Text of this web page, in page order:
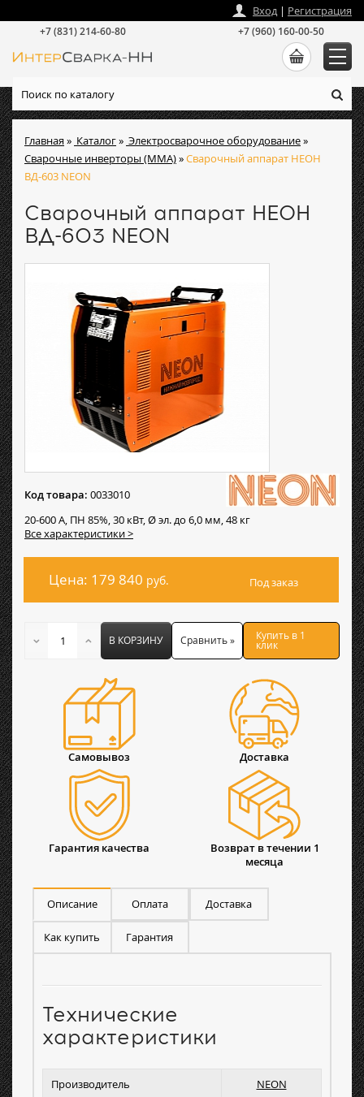
Главная» Каталог» Электросварочное оборудование»
Сварочные инверторы (ММА)»Сварочный аппарат НЕОН
ВД-603 NEON
Сварочный аппарат НЕОН
ВД-603 NEON
Код товара: 0033010
20-600 А, ПН 85%, 30 кВт, Ø эл. до 6,0 мм, 48 кг
Все характеристики >
Цена: 179 840 руб. Под заказ
В КОРЗИНУ Сравнить » Купить в 1
клик
Самовывоз Доставка
Гарантия качества
Возврат в течении 1
месяца
Описание Оплата Доставка
Как купить Гарантия
Технические
характеристики
Производитель NEON
Вход| Регистрация
+7 (831) 214-60-80 +7 (960) 160-00-50